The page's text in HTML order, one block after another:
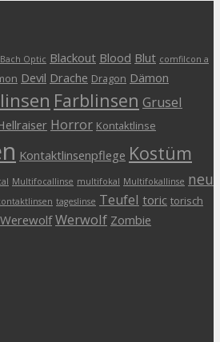
Bach Optic Blackout Blood Blut comfilcon a
Devil Drache Dragon Dämon
Farblinsen Grusel
Horror Kontaktlinse
Kontaktlinsenpflege Kostüm
Multifocallinse multifokal Multifokallinse neu
tageslinse Teufel toric torisch
Werewolf Werwolf Zombie